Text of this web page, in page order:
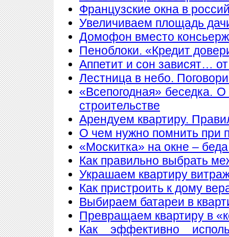
Французские окна в
Увеличиваем площадь
Домофон вместо
Пеноблоки. «Кредит
Аппетит и сон зависят…
Лестница в небо.
«Всепогодная» беседка.
строительстве
Арендуем квартиру.
О чем нужно помнить при
«Москитка» на окне –
Как правильно выбрать
Украшаем квартиру
Как пристроить к дому
Выбираем батареи в
Превращаем квартиру в
Как эффективно